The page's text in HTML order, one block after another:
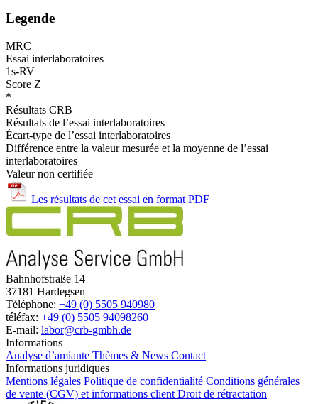
Legende
MRC
Essai interlaboratoires
1s-RV
Score Z
*
Résultats CRB
Résultats de l’essai interlaboratoires
Écart-type de l’essai interlaboratoires
Différence entre la valeur mesurée et la moyenne de l’essai
interlaboratoires
Valeur non certifiée
Les résultats de cet essai en format PDF
Bahnhofstraße 14
37181 Hardegsen
Téléphone: +49 (0) 5505 940980
téléfax: +49 (0) 5505 94098260
E-mail: labor@crb-gmbh.de
Informations
Analyse d’amiante Thèmes & News Contact
Informations juridiques
Mentions légales Politique de confidentialité Conditions générales
de vente (CGV) et informations client Droit de rétractation